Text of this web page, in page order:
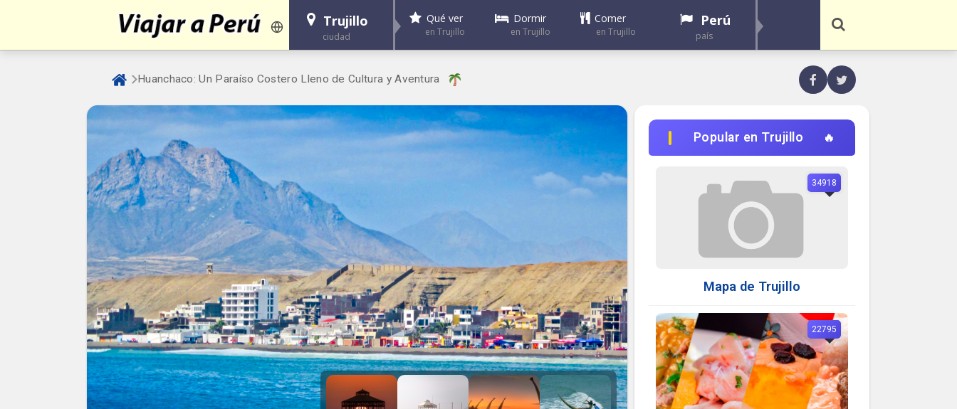
Trujillo
ciudad
Qué ver
en Trujillo
Dormir
en Trujillo
Comer
en Trujillo
Perú
país
Huanchaco: Un Paraíso Costero Lleno de Cultura y Aventura
Popular en Trujillo
Mapa de Trujillo
34918
22795